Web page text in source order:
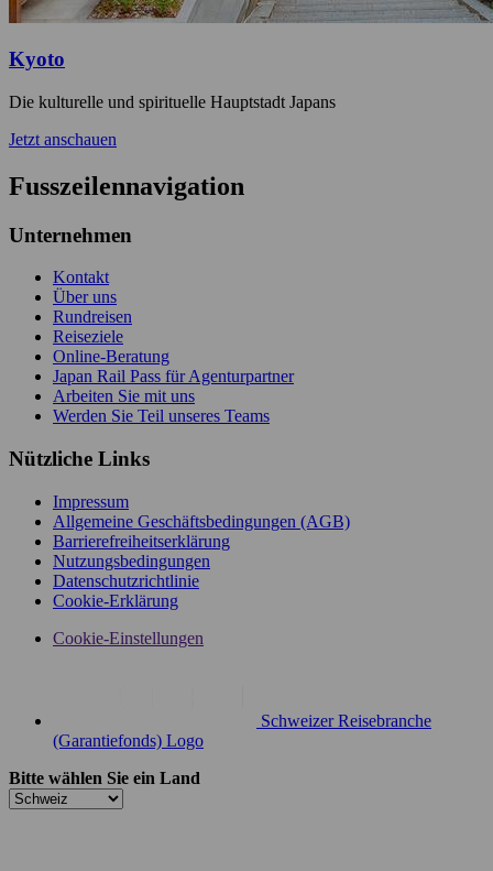
Kyoto
Die kulturelle und spirituelle Hauptstadt Japans
Jetzt anschauen
Fusszeilennavigation
Unternehmen
Kontakt
Über uns
Rundreisen
Reiseziele
Online-Beratung
Japan Rail Pass für Agenturpartner
Arbeiten Sie mit uns
Werden Sie Teil unseres Teams
Nützliche Links
Impressum
Allgemeine Geschäftsbedingungen (AGB)
Barrierefreiheitserklärung
Nutzungsbedingungen
Datenschutzrichtlinie
Cookie-Erklärung
Cookie-Einstellungen
Schweizer Reisebranche
(Garantiefonds) Logo
Bitte wählen Sie ein Land